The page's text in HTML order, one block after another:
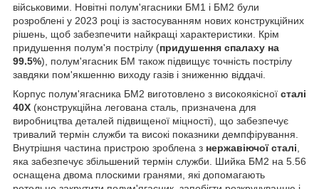
військовими. Новітні полум'ягасники БМ1 і БМ2 були
розроблені у 2023 році із застосуванням нових конструкційних
рішень, щоб забезпечити найкращі характеристики. Крім
придушення полум'я пострілу (придушення спалаху на
99.5%), полум'ягасник БМ також підвищує точність пострілу
завдяки пом'якшенню виходу газів і зниженню віддачі.
Корпус полум'ягасника БМ2 виготовлено з високоякісної сталі
40Х (конструкційна легована сталь, призначена для
виробництва деталей підвищеної міцності), що забезпечує
тривалий термін служби та високі показники демпфірування.
Внутрішня частина пристрою зроблена з нержавіючої сталі
яка забезпечує збільшений термін служби. Шийка БМ2 на 5.56
оснащена двома плоскими гранями, які допомагають